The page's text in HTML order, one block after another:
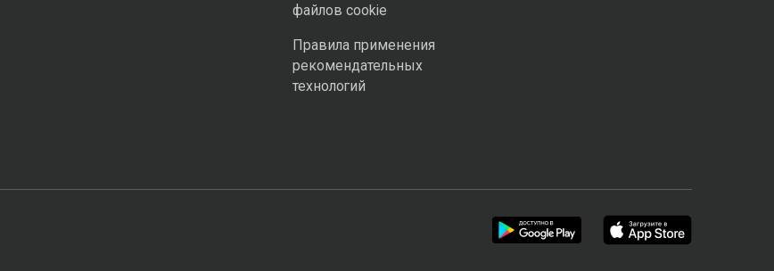
файлов cookie
Правила применения
рекомендательных
технологий